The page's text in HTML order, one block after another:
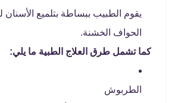
يقوم الطبيب ببساطة بتلميع الأسنان
الحواف الخشنة.
كما تشمل طرق العلاج الطبية ما يلي:
الطربوش